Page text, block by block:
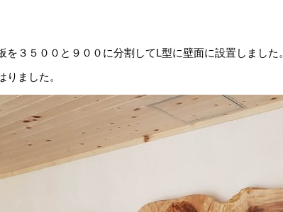
を３５００と９００に分割してL型に壁面に設置しました
ました。